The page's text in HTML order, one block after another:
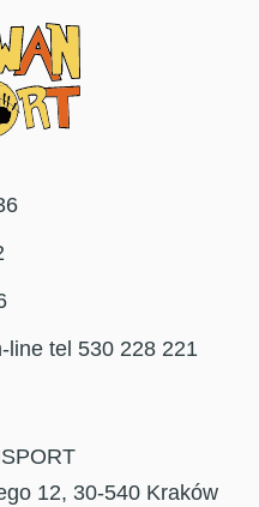
line tel 530 228 221
12, 30-540 Kraków